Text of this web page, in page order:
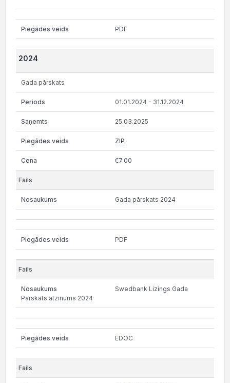
PDF
2024
Gada pārskats
01.01.2024 - 31.12.2024
25.03.2025
ZIP
€7.00
Gada pārskats 2024
PDF
Swedbank Lizings Gada
Parskats atzinums 2024
EDOC